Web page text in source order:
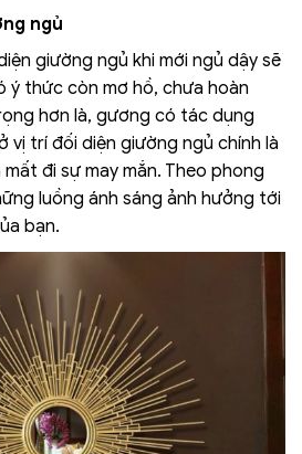
ngủ
giường ngủ khi mới ngủ dậy sẽ
ý thức còn mơ hồ, chưa hoàn
hơn là, gương có tác dụng
vị trí đối diện giường ngủ chính là
đi sự may mắn. Theo phong
luồng ánh sáng ảnh hưởng tới
bạn.